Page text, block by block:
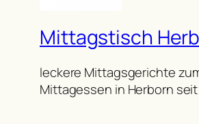
Mittagstisch
leckere Mittagsgerichte
Mittagessen in Herborn seit